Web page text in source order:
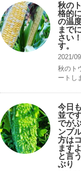
秋の
格的
の温
まで
さい
す。
2021/
秋のト
ートし
今日
並で
でが
ンプ
方は
ます
と言
ぶり